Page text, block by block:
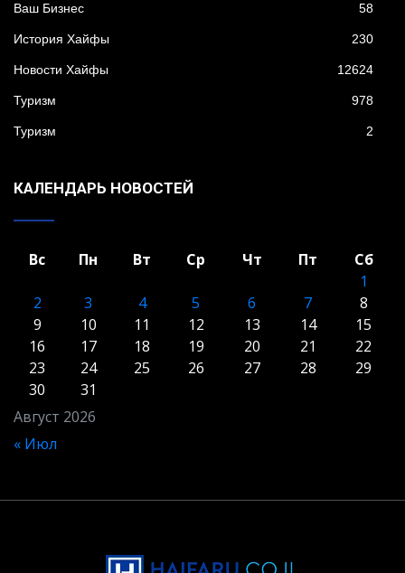
Ваш Бизнес 58
История Хайфы 230
Новости Хайфы 12624
Туризм 978
Туризм 2
КАЛЕНДАРЬ НОВОСТЕЙ
Август 2026
Вс Пн Вт Ср Чт Пт
Сб
1
2
3 4 5 6 7
8
9
10 11 12 13 14
15
16
17 18 19 20 21
22
23
24 25 26 27 28
29
30
31
« Июл